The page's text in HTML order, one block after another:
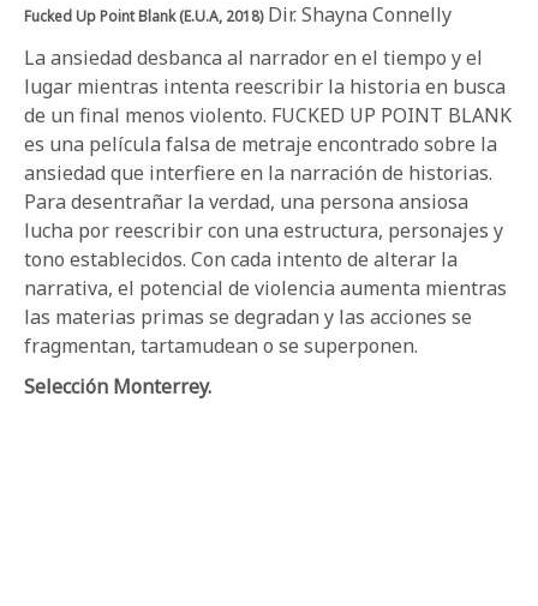
Fucked Up Point Blank (E.U.A, 2018)Dir. Shayna Connelly
La ansiedad desbanca al narrador en el tiempo y el
lugar mientras intenta reescribir la historia en busca
de un final menos violento. FUCKED UP POINT BLANK
es una película falsa de metraje encontrado sobre la
ansiedad que interfiere en la narración de historias.
Para desentrañar la verdad, una persona ansiosa
lucha por reescribir con una estructura, personajes y
tono establecidos. Con cada intento de alterar la
narrativa, el potencial de violencia aumenta mientras
las materias primas se degradan y las acciones se
fragmentan, tartamudean o se superponen.
Selección Monterrey.